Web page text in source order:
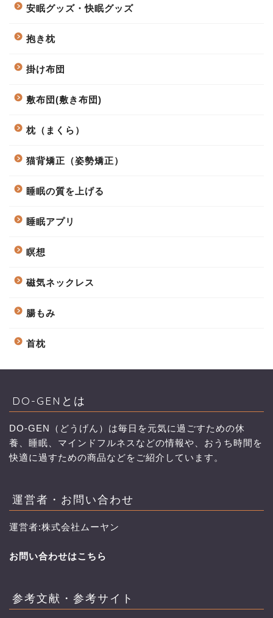
安眠グッズ・快眠グッズ
抱き枕
掛け布団
敷布団(敷き布団)
枕（まくら）
猫背矯正（姿勢矯正）
睡眠の質を上げる
睡眠アプリ
瞑想
磁気ネックレス
腸もみ
首枕
DO-GENとは
DO-GEN（どうげん）は毎日を元気に過ごすための休
養、睡眠、マインドフルネスなどの情報や、おうち時間を
快適に過すための商品などをご紹介しています。
運営者・お問い合わせ
運営者:株式会社ムーヤン
お問い合わせはこちら
参考文献・参考サイト